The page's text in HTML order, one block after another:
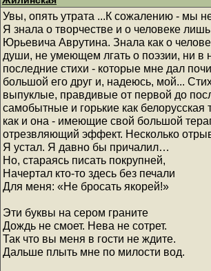
Увы, опять утрата ...К сожалению - мы
Я знала о творчестве и о человеке
Юрьевича Аврутина. Знала как о
души, не умеющем лгать о поэзии, ни в
последние стихи - которые мне дал
большой его друг и, надеюсь, мой...
выпуклые, правдивые от первой до
самобытные и горькие как
как и она - имеющие свой большой
отрезвляющий эффект. Несколько
Я устал. Я давно бы причалил…
Но, стараясь писать покрупней,
Начертал кто-то здесь без печали
Для меня: «Не бросать якорей!»
Эти буквы на сером граните
Дождь не смоет. Нева не сотрет.
Так что вы меня в гости не ждите.
Дальше плыть мне по милости вод.